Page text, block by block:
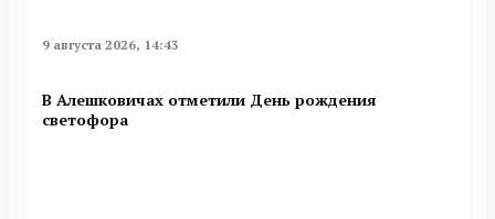
9 августа 2026, 14:43
В Алешковичах отметили День рождения
светофора